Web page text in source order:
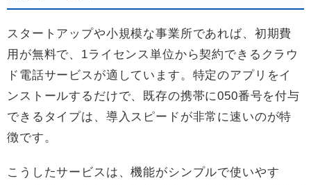
スタートアップや小規模な事業所であれば、初期費
用が無料で、1ライセンス単位から契約できるクラウ
ド電話サービスが適しています。特定のアプリをイ
ンストールするだけで、既存の携帯に050番号を付与
できるタイプは、導入スピードが非常に速いのが特
徴です。
こうしたサービスは、機能がシンプルで使いやす